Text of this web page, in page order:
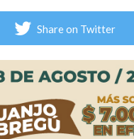
el campeón juvenil de
Share on Twitter